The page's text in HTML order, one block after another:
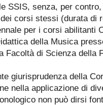
SSIS, senza, per
corsi stessi (durata di
per i corsi abilitanti
della Musica
Facoltà di Scienza della
giurisprudenza della
nella applicazione di
non può dirsi